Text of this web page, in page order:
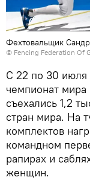
Фехтовальщик
© Fencing Federation Of
С 22 по 30 июля
чемпионат мира
съехались 1,2
стран мира. На
комплектов
командном
рапирах и
женщин.